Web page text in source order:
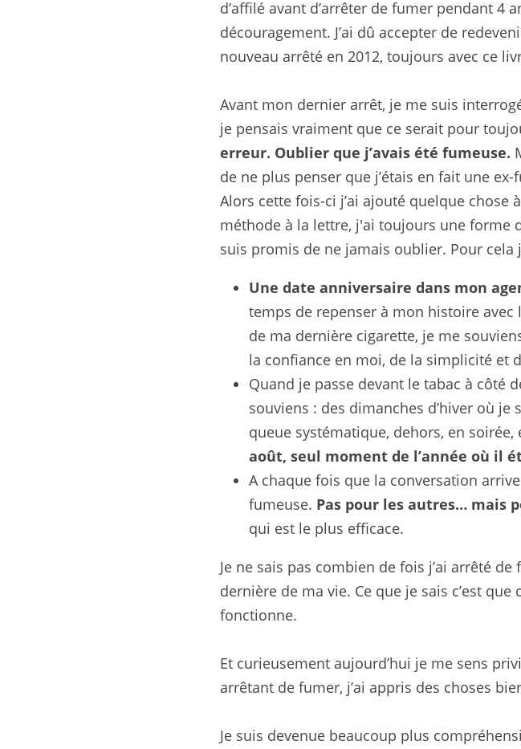
d’affilé avant d’arrêter de fumer pendant 4
découragement. J’ai dû accepter de
nouveau arrêté en 2012, toujours avec ce
Avant mon dernier arrêt, je me suis
je pensais vraiment que ce serait pour
erreur. Oublier que j’avais été fumeuse.
de ne plus penser que j’étais en fait une
Alors cette fois-ci j’ai ajouté quelque chose à
méthode à la lettre, j'ai toujours une forme
suis promis de ne jamais oublier. Pour cela
Une date anniversaire dans mon
temps de repenser à mon histoire
de ma dernière cigarette, je me
la confiance en moi, de la simplicité et
Quand je passe devant le tabac à côté
souviens : des dimanches d’hiver où
queue systématique, dehors, en soirée,
août, seul moment de l’année où il
A chaque fois que la conversation
fumeuse. Pas pour les autres… mais
qui est le plus efficace.
Je ne sais pas combien de fois j’ai arrêté
dernière de ma vie. Ce que je sais c’est
fonctionne.
Et curieusement aujourd’hui je me sens
arrêtant de fumer, j’ai appris des choses
Je suis devenue beaucoup plus